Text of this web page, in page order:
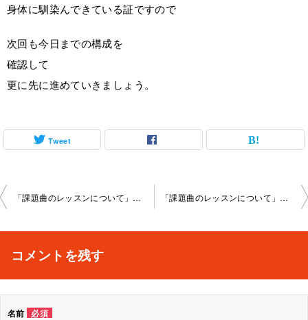
身体に馴染んできている証ですので
次回も今日までの構成を
確認して
更に先に進めていきましょう。
Tweet
投
ビ
「課題曲のレッスンについて」柏教室2024-02-17-no00012-1039 「課題曲のレッスンについて」柏教室2024-03-09-no00012-1039
コメントを残す
名前 必須